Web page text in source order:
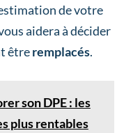
de votre
aidera à décider
êtreremplacés.
son DPE : les
plus rentables